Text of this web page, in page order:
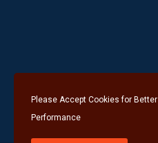
Please Accept Cookies for Better
Performance